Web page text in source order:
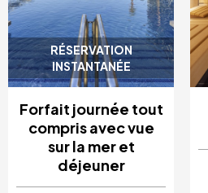
RÉSERVATION
INSTANTANÉE
Forfait journée tout
compris avec vue
sur la mer et
déjeuner